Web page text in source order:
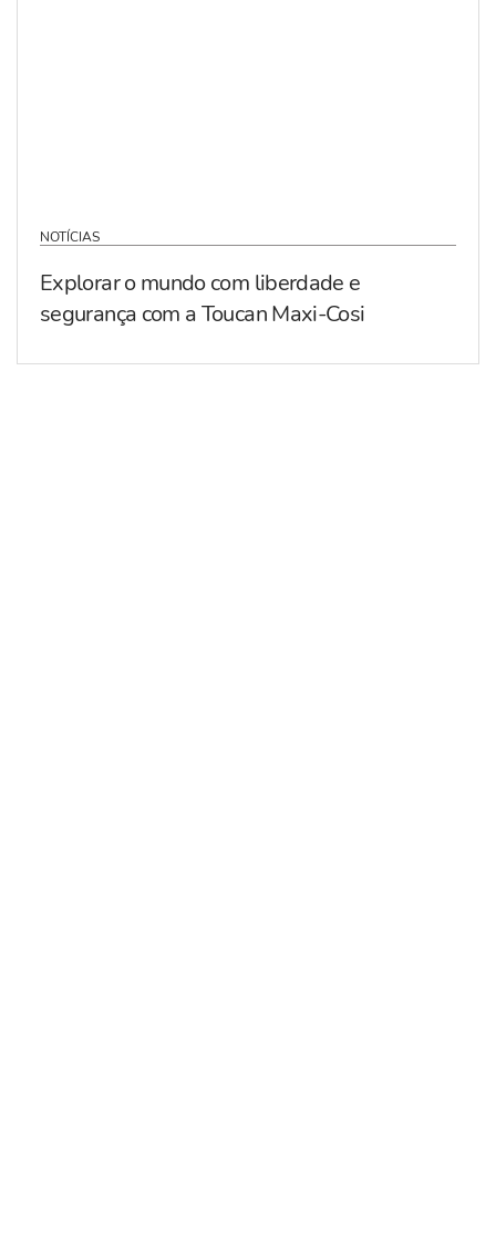
NOTÍCIAS
Explorar o mundo com liberdade e
segurança com a Toucan Maxi-Cosi